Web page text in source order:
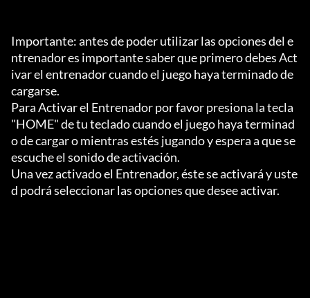
Importante: antes de poder utilizar las opciones del e
ntrenador es importante saber que primero debes Act
ivar el entrenador cuando el juego haya terminado de
cargarse.
Para Activar el Entrenador por favor presiona la tecla
"HOME" de tu teclado cuando el juego haya terminad
o de cargar o mientras estés jugando y espera a que se
escuche el sonido de activación.
Una vez activado el Entrenador, éste se activará y uste
d podrá seleccionar las opciones que desee activar.